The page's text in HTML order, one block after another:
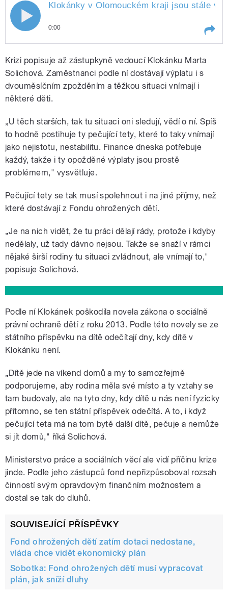
Klokánky v Olomouckém kraji jsou
stále v problémech. Podrobnosti
zjišťoval Filip Titlbach
pause
Klokánky v Olomouckém kraji jsou stále v
0:00
stále v problémech. Podrobnosti
zjišťoval Filip
Krizi popisuje až zástupkyně vedoucí Klokánku Marta
Solichová. Zaměstnanci podle ní dostávají výplatu i s
dvouměsíčním zpožděním a těžkou situaci vnímají i
některé děti.
„U těch starších, tak tu situaci oni sledují, vědí o ní. Spíš
to hodně postihuje ty pečující tety, které to taky vnímají
jako nejistotu, nestabilitu. Finance dneska potřebuje
každý, takže i ty opožděné výplaty jsou prostě
problémem," vysvětluje.
Pečující tety se tak musí spolehnout i na jiné příjmy, než
které dostávají z Fondu ohrožených dětí.
„Je na nich vidět, že tu práci dělají rády, protože i kdyby
nedělaly, už tady dávno nejsou. Takže se snaží v rámci
nějaké širší rodiny tu situaci zvládnout, ale vnímají to,"
popisuje Solichová.
Podle ní Klokánek poškodila novela zákona o sociálně
právní ochraně dětí z roku 2013. Podle této novely se ze
státního příspěvku na dítě odečítají dny, kdy dítě v
Klokánku není.
„Dítě jede na víkend domů a my to samozřejmě
podporujeme, aby rodina měla své místo a ty vztahy se
tam budovaly, ale na tyto dny, kdy dítě u nás není fyzicky
přítomno, se ten státní příspěvek odečítá. A to, i když
pečující teta má na tom bytě další dítě, pečuje a nemůže
si jít domů," říká Solichová.
Ministerstvo práce a sociálních věcí ale vidí příčinu krize
jinde. Podle jeho zástupců fond nepřizpůsoboval rozsah
činností svým opravdovým finančním možnostem a
dostal se tak do dluhů.
SOUVISEJÍCÍ PŘÍSPĚVKY
Fond ohrožených dětí zatím dotaci nedostane,
vláda chce vidět ekonomický plán
Sobotka: Fond ohrožených dětí musí vypracovat
plán, jak sníží dluhy